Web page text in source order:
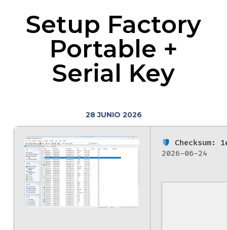
Setup Factory
Portable +
Serial Key
28 JUNIO 2026
Checksum:
2026-06-24